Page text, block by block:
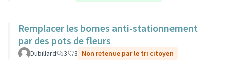
Remplacer les bornes anti-stationnement
par des pots de fleurs
Dubillard 3 3 Non retenue par le tri citoyen